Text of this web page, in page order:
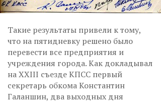
Такие результаты привели к тому,
что на пятидневку решено было
перевести все предприятия и
учреждения города. Как докладывал
на XXIII съезде КПСС первый
секретарь обкома Константин
Галаншин, два выходных дня